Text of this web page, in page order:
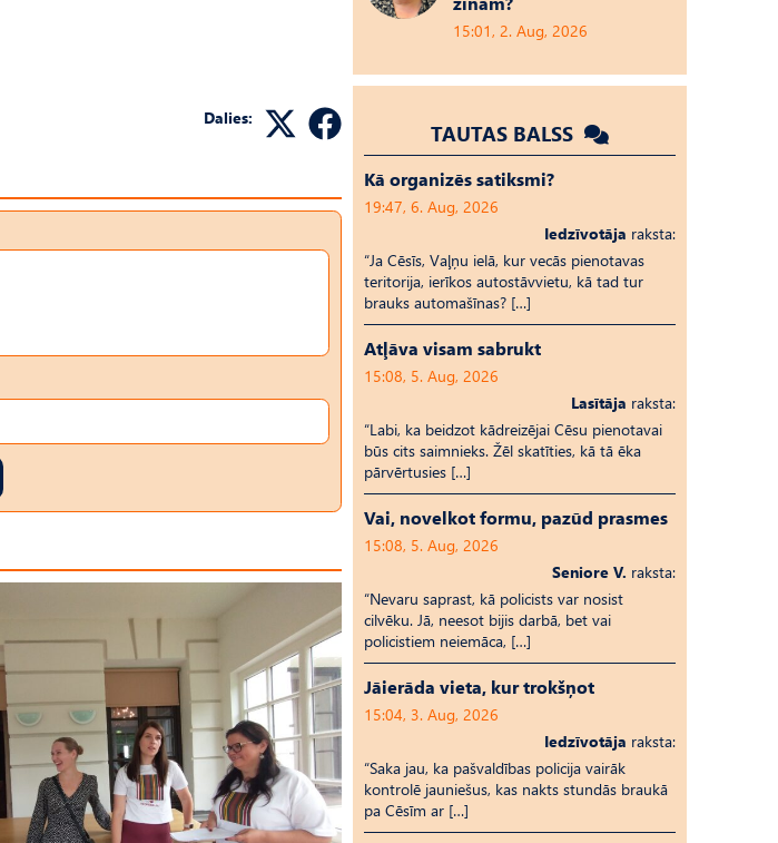
Dalies:
15:01, 2. Aug, 2026
TAUTAS BALSS
Kā organizēs satiksmi?
19:47, 6. Aug, 2026
Iedzīvotāja raksta:
“Ja Cēsīs, Vaļņu ielā, kur vecās pienotavas
teritorija, ierīkos autostāvvietu, kā tad tur
brauks automašīnas? […]
Atļāva visam sabrukt
15:08, 5. Aug, 2026
Lasītāja raksta:
“Labi, ka beidzot kādreizējai Cēsu pienotavai
būs cits saimnieks. Žēl skatīties, kā tā ēka
pārvērtusies […]
Vai, novelkot formu, pazūd prasmes
15:08, 5. Aug, 2026
Seniore V. raksta:
“Nevaru saprast, kā policists var nosist
cilvēku. Jā, neesot bijis darbā, bet vai
policistiem neiemāca, […]
Jāierāda vieta, kur trokšņot
15:04, 3. Aug, 2026
Iedzīvotāja raksta:
“Saka jau, ka pašvaldības policija vairāk
kontrolē jauniešus, kas nakts stundās braukā
pa Cēsīm ar […]